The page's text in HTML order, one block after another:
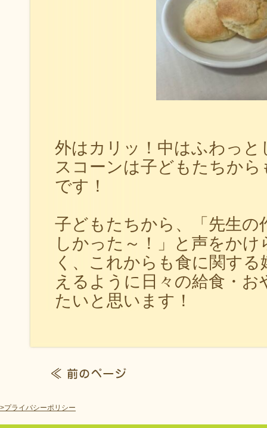
外はカリッ！中はふわっ
スコーンは子どもたちか
です！
子どもたちから、「先生の
しかった～！」と声をか
く、これからも食に関す
えるように日々の給食・
たいと思います！
>プライバシーポリシー